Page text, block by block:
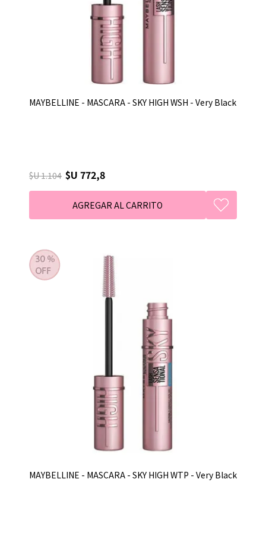
MAYBELLINE - MASCARA - SKY HIGH WSH - Very Black
$U 1.104 $U 772,8
MAYBELLINE - MASCARA - SKY HIGH WTP - Very Black